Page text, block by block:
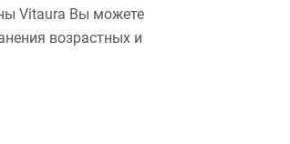
Vitaura Вы можете
возрастных и